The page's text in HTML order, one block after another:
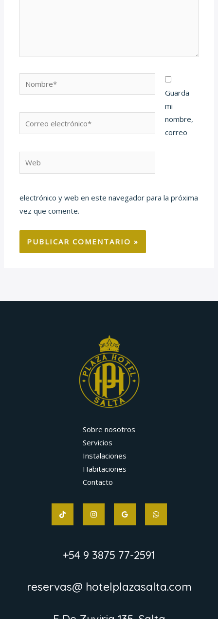
electrónico*
Guarda
mi
nombre,
correo
electrónico y web en este navegador para la próxima
vez que comente.
Sobre nosotros
Servicios
Instalaciones
Habitaciones
Contacto
+54 9 3875 77-2591
reservas@ hotelplazasalta.com